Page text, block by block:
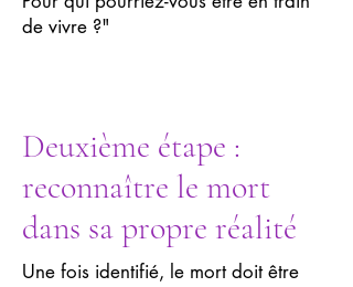
de vivre ?"
Deuxième étape :
reconnaître le mort
dans sa propre réalité
Une fois identifié, le mort doit être